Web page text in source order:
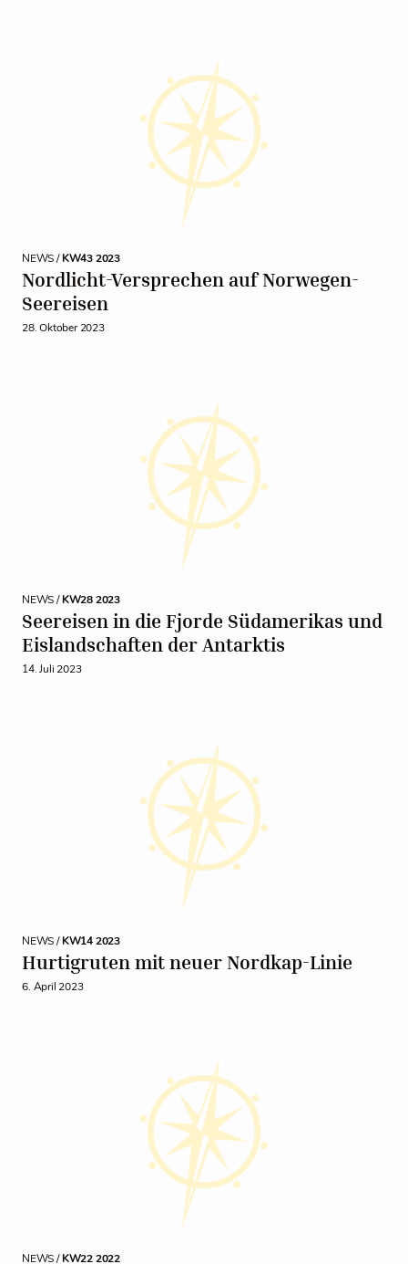
NEWS /KW43 2023
Nordlicht-Versprechen auf Norwegen-
Seereisen
28. Oktober 2023
NEWS /KW28 2023
Seereisen in die Fjorde Südamerikas und
Eislandschaften der Antarktis
14. Juli 2023
NEWS /KW14 2023
Hurtigruten mit neuer Nordkap-Linie
6. April 2023
NEWS /KW22 2022